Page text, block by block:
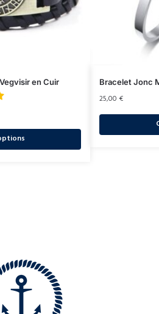
en Cuir Bracelet Jonc
25,00 €